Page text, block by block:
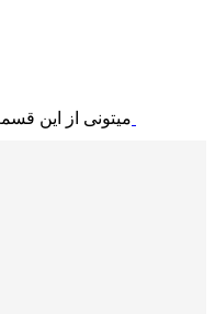
میتونی از این